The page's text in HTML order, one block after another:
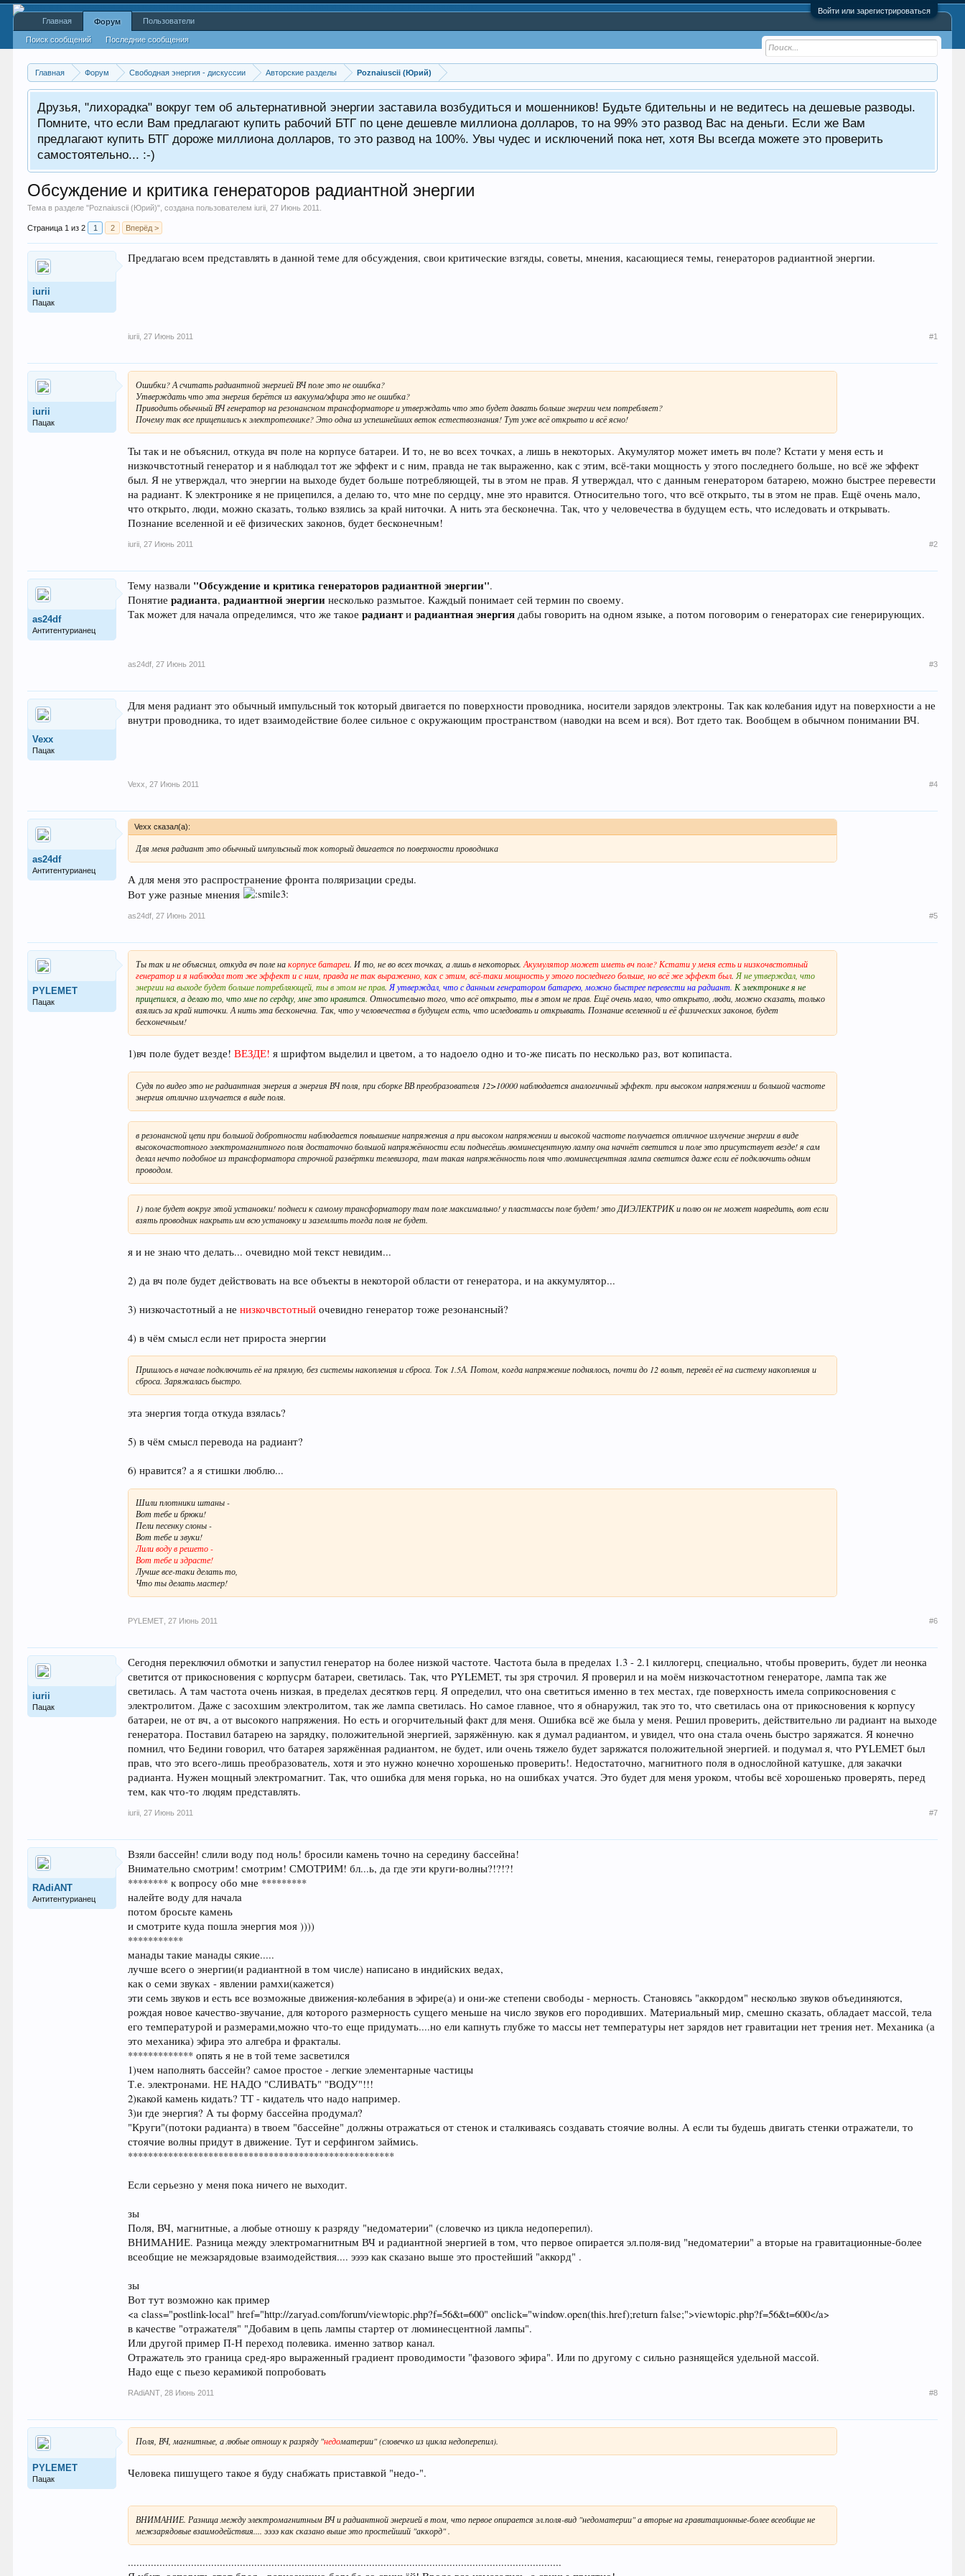
Войти или зарегистрироваться
Главная Форум Свободная энергия - дискуссии Авторские разделы Poznaiuscii (Юрий)
Друзья, "лихорадка" вокруг тем об альтернативной энергии заставила возбудиться и мошенников! Будьте бдительны и не ведитесь на дешевые разводы.
Помните, что если Вам предлагают купить рабочий БТГ по цене дешевле миллиона долларов, то на 99% это развод Вас на деньги. Если же Вам
предлагают купить БТГ дороже миллиона долларов, то это развод на 100%. Увы чудес и исключений пока нет, хотя Вы всегда можете это проверить
самостоятельно... :-)
Обсуждение и критика генераторов радиантной энергии
Тема в разделе "Poznaiuscii (Юрий)", создана пользователемiurii ,27 Июнь 2011
Страница 1 из 2 1 2 Вперёд >
iurii
Пацак
Предлагаю всем представлять в данной теме для обсуждения, свои критические взгяды, советы, мнения, касающиеся темы, генераторов радиантной энергии.
iurii 27 Июнь 2011 #1
iurii
Пацак
Ошибки? А считать радиантной энергией ВЧ поле это не ошибка?
Утверждать что эта энергия берётся из вакуума/эфира это не ошибка?
Приводить обычный ВЧ генератор на резонансном трансформаторе и утверждать что это будет давать больше энергии чем потребляет?
Почему так все прицепились к электротехнике? Это одна из успешнейших веток естествознания! Тут уже всё открыто и всё ясно!
Ты так и не объяснил, откуда вч поле на корпусе батареи. И то, не во всех точках, а лишь в некоторых. Акумулятор может иметь вч поле? Кстати у меня есть и
низкочвстотный генератор и я наблюдал тот же эффект и с ним, правда не так выраженно, как с этим, всё-таки мощность у этого последнего больше, но всё же эффект
был. Я не утверждал, что энергии на выходе будет больше потребляющей, ты в этом не прав. Я утверждал, что с данным генератором батарею, можно быстрее перевести
на радиант. К электронике я не прицепился, а делаю то, что мне по сердцу, мне это нравится. Относительно того, что всё открыто, ты в этом не прав. Ещё очень мало,
что открыто, люди, можно сказать, только взялись за край ниточки. А нить эта бесконечна. Так, что у человечества в будущем есть, что иследовать и открывать.
Познание вселенной и её физических законов, будет бесконечным!
iurii 27 Июнь 2011 #2
as24df
Антитентурианец
Тему назвали "Обсуждение и критика генераторов радиантной энергии".
Понятиерадианта,радиантной энергии несколько размытое. Каждый понимает сей термин по своему.
Так может для начала определимся, что же такоерадиантирадиантная энергия дабы говорить на одном языке, а потом поговорим о генераторах сие генерирующих.
as24df 27 Июнь 2011 #3
Vexx
Пацак
Для меня радиант это обычный импульсный ток который двигается по поверхности проводника, носители зарядов электроны. Так как колебания идут на поверхности а не
внутри проводника, то идет взаимодействие более сильное с окружающим пространством (наводки на всем и вся). Вот гдето так. Вообщем в обычном понимании ВЧ.
Vexx 27 Июнь 2011 #4
as24df
Антитентурианец
Vexx сказал(а):
Для меня радиант это обычный импульсный ток который двигается по поверхности проводника
А для меня это распространение фронта поляризации среды.
Вот уже разные мнения
as24df 27 Июнь 2011 #5
PYLEMET
Пацак
Ты так и не объяснил, откуда вч поле накорпусе батареи. И то, не во всех точках, а лишь в некоторых.Акумулятор может иметь вч поле?Кстати у меня есть и низкочвстотный
генератор и я наблюдал тот же эффект и с ним, правда не так выраженно, как с этим, всё-таки мощность у этого последнего больше, но всё же эффект был.Я не утверждал, что
энергии на выходе будет больше потребляющей, ты в этом не прав.Я утверждал, что с данным генератором батарею, можно быстрее перевести на радиант. К электронике я не
прицепился, а делаю то, что мне по сердцу, мне это нравится. Относительно того, что всё открыто, ты в этом не прав. Ещё очень мало, что открыто, люди, можно сказать, только
взялись за край ниточки. А нить эта бесконечна. Так, что у человечества в будущем есть, что иследовать и открывать. Познание вселенной и её физических законов, будет
бесконечным!
1)вч поле будет везде!ВЕЗДЕ!я шрифтом выделил и цветом, а то надоело одно и то-же писать по несколько раз, вот копипаста.
Судя по видео это не радиантная энергия а энергия ВЧ поля, при сборке ВВ преобразователя 12>10000 наблюдается аналогичный эффект. при высоком напряжении и большой частоте
энергия отлично излучается в виде поля.
в резонансной цепи при большой добротности наблюдается повышение напряжения а при высоком напряжении и высокой частоте получается отличное излучение энергии в виде
высокочастотного электромагнитного поля достаточно большой напряжённости если поднесёшь люминесцентную лампу она начнёт светится и поле это присутствует везде! я сам
делал нечто подобное из трансформатора строчной развёртки телевизора, там такая напряжённость поля что люминесцентная лампа светится даже если её подключить одним
проводом.
1) поле будет вокруг этой установки! поднеси к самому трансформатору там поле максимально! у пластмассы поле будет! это ДИЭЛЕКТРИК и полю он не может навредить, вот если
взять проводник накрыть им всю установку и заземлить тогда поля не будет.
я и не знаю что делать... очевидно мой текст невидим...
2) да вч поле будет действовать на все объекты в некоторой области от генератора, и на аккумулятор...
3) низкочастотный а ненизкочвстотный очевидно генератор тоже резонансный?
4) в чём смысл если нет прироста энергии
Пришлось в начале подключить её на прямую, без системы накопления и сброса. Ток 1.5А. Потом, когда напряжение поднялось, почти до 12 вольт, перевёл её на систему накопления и
сброса. Заряжалась быстро.
эта энергия тогда откуда взялась?
5) в чём смысл перевода на радиант?
6) нравится? а я стишки люблю...
Шили плотники штаны -
Вот тебе и брюки!
Пели песенку слоны -
Вот тебе и звуки!
Лили воду в решето -
Вот тебе и здрасте!
Лучше все-таки делать то,
Что ты делать мастер!
PYLEMET 27 Июнь 2011 #6
iurii
Пацак
Сегодня переключил обмотки и запустил генератор на более низкой частоте. Частота была в пределах 1.3 - 2.1 киллогерц, специально, чтобы проверить, будет ли неонка
светится от прикосновения с корпусрм батареи, светилась. Так, что PYLEMET, ты зря строчил. Я проверил и на моём низкочастотном генераторе, лампа так же
светилась. А там частота очень низкая, в пределах десятков герц. Я определил, что она светиться именно в тех местах, где поверхность имела соприкосновения с
электролитом. Даже с засохшим электролитом, так же лампа светилась. Но самое главное, что я обнаружил, так это то, что светилась она от прикосновения к корпусу
батареи, не от вч, а от высокого напряжения. Но есть и огорчительный факт для меня. Ошибка всё же была у меня. Решил проверить, действительно ли радиант на выходе
генератора. Поставил батарею на зарядку, положительной энергией, заряжённую. как я думал радиантом, и увидел, что она стала очень быстро заряжатся. Я конечно
помнил, что Бедини говорил, что батарея заряжённая радиантом, не будет, или очень тяжело будет заряжатся положительной энергией. и подумал я, что PYLEMET был
прав, что это всего-лишь преобразователь, хотя и это нужно конечно хорошенько проверить!. Недостаточно, магнитного поля в однослойной катушке, для закачки
радианта. Нужен мощный электромагнит. Так, что ошибка для меня горька, но на ошибках учатся. Это будет для меня уроком, чтобы всё хорошенько проверять, перед
тем, как что-то людям представлять.
iurii 27 Июнь 2011 #7
RAdiANT
Антитентурианец
Взяли бассейн! слили воду под ноль! бросили камень точно на середину бассейна!
Внимательно смотрим! смотрим! СМОТРИМ! бл...ь, да где эти круги-волны?!?!?!
******** к вопросу обо мне *********
налейте воду для начала
потом бросьте камень
и смотрите куда пошла энергия моя ))))
***********
манады такие манады сякие.....
лучше всего о энергии(и радиантной в том числе) написано в индийских ведах,
как о семи звуках - явлении рамхи(кажется)
эти семь звуков и есть все возможные движения-колебания в эфире(а) и они-же степени свободы - мерность. Становясь "аккордом" несколько звуков объединяются,
рождая новое качество-звучание, для которого размерность сущего меньше на число звуков его породивших. Материальный мир, смешно сказать, обладает массой, тела
его температурой и размерами,можно что-то еще придумать....но ели капнуть глубже то массы нет температуры нет зарядов нет гравитации нет трения нет. Механика (а
это механика) эфира это алгебра и фракталы.
************* опять я не в той теме засветился
1)чем наполнять бассейн? самое простое - легкие элементарные частицы
Т.е. электронами. НЕ НАДО "СЛИВАТЬ" "ВОДУ"!!!
2)какой камень кидать? ТТ - кидатель что надо например.
3)и где энергия? А ты форму бассейна продумал?
"Круги"(потоки радианта) в твоем "бассейне" должны отражаться от стенок и сталкиваясь создавать стоячие волны. А если ты будешь двигать стенки отражатели, то
стоячие волны придут в движение. Тут и серфингом займись.
*****************************************************
Если серьезно у меня пока ничего не выходит.
зы
Поля, ВЧ, магнитные, а любые отношу к разряду "недоматерии" (словечко из цикла недоперепил).
ВНИМАНИЕ. Разница между электромагнитным ВЧ и радиантной энергией в том, что первое опирается эл.поля-вид "недоматерии" а вторые на гравитационные-более
всеобщие не межзарядовые взаимодействия.... ээээ как сказано выше это простейший "аккорд" .
зы
Вот тут возможно как пример
<a class="postlink-local" href="http://zaryad.com/forum/viewtopic.php?f=56&t=600" onclick="window.open(this.href);return false;">viewtopic.php?f=56&t=600</a>
в качестве "отражателя" "Добавим в цепь лампы стартер от люминесцентной лампы".
Или другой пример П-Н переход полевика. именно затвор канал.
Отражатель это граница сред-яро выраженный градиент проводимости "фазового эфира". Или по другому с сильно разнящейся удельной массой.
Надо еще с пьезо керамикой попробовать
RAdiANT 28 Июнь 2011 #8
PYLEMET
Пацак
Поля, ВЧ, магнитные, а любые отношу к разряду "недоматерии" (словечко из цикла недоперепил).
Человека пишущего такое я буду снабжать приставкой "недо-".
ВНИМАНИЕ. Разница между электромагнитным ВЧ и радиантной энергией в том, что первое опирается эл.поля-вид "недоматерии" а вторые на гравитационные-более всеобщие не
межзарядовые взаимодействия.... ээээ как сказано выше это простейший "аккорд" .
.......................................................................................................................................................
Главная Форум
Поиск сообщений Последние сообщения
Пользователи